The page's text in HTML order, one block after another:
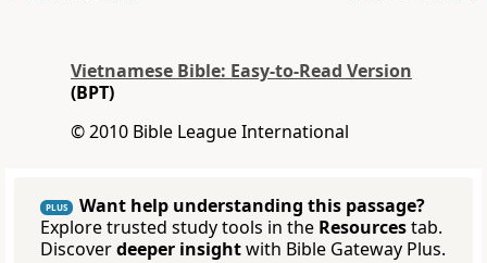
Vietnamese Bible: Easy-to-Read Version
(BPT)
© 2010 Bible League International
PLUS
Want help understanding this passage?
Explore trusted study tools in the Resourcestab.
Discoverdeeper insightwith Bible Gateway Plus.